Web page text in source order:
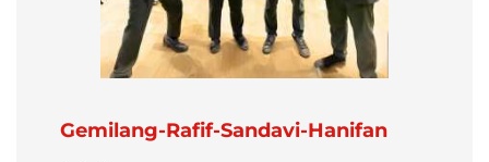
Gemilang-Rafif-Sandavi-Hanifan